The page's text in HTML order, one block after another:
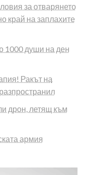
за отварянето
край на заплахите
1000 души на ден
Ракът на
дрон, летящ към
армия